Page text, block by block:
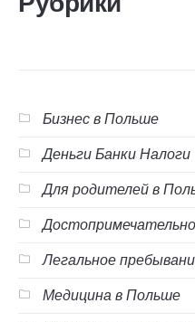
Бизнес в Польше
Деньги Банки Налоги
Для родителей в
Легальное
Медицина в Польше